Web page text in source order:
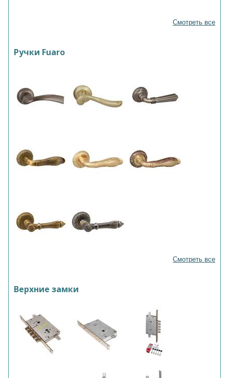
Смотреть все
Ручки Fuaro
Смотреть все
Верхние замки